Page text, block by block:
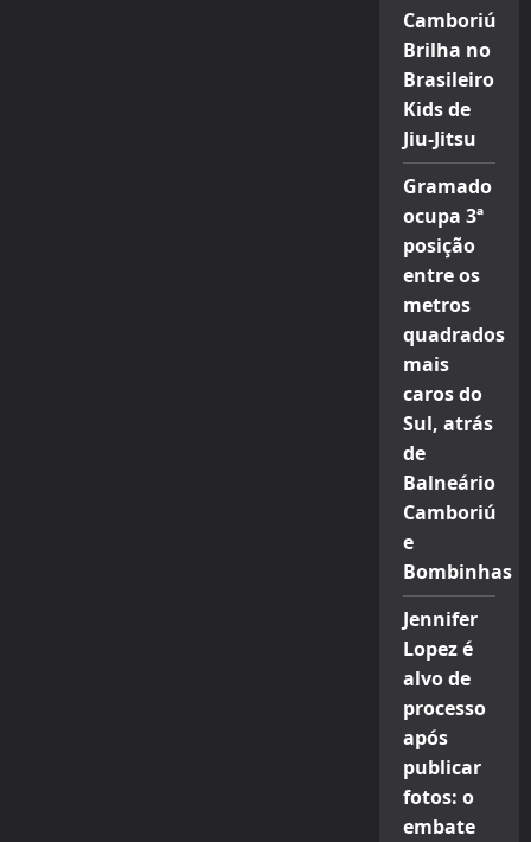
Camboriú
Brilha no
Brasileiro
Kids de
Jiu-Jitsu
Gramado
ocupa 3ª
posição
entre os
metros
quadrados
mais
caros do
Sul, atrás
de
Balneário
Camboriú
e
Bombinhas
Jennifer
Lopez é
alvo de
processo
após
publicar
fotos: o
embate